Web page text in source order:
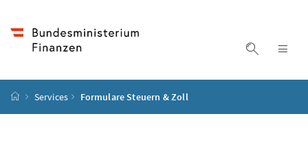
Suche
Startseite
Services Formulare Steuern & Zoll